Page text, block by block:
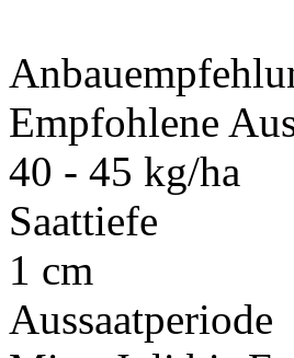
Empfohlene
40 - 45 kg/ha
Saattiefe
1 cm
Aussaatperiode